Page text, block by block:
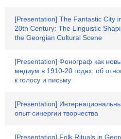
[Presentation] The Fantastic City
20th Century: The Linguistic
the Georgian Cultural Scene
[Presentation] Фонограф как
медиум в 1910-20 годах: об
к голосу и письму
[Presentation]
опыт синергии творчества
[Presentation] Folk Rituals in